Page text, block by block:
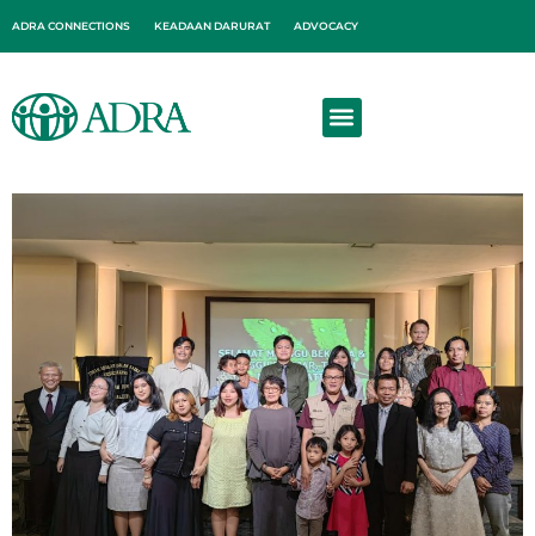
ADRA CONNECTIONS KEADAAN DARURAT ADVOCACY